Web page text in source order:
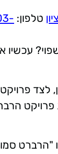
טלפון:
עכשיו
לצד
פרויקט
"הרברט